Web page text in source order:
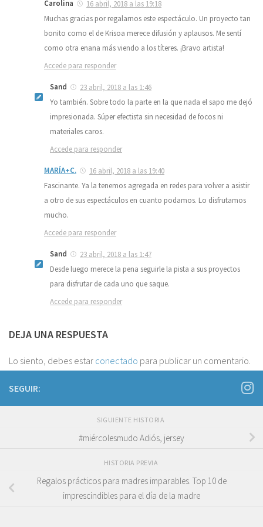
Carolina
16 abril, 2018 a las 19:18
Muchas gracias por regalarnos este espectáculo. Un proyecto tan
bonito como el de Krisoa merece difusión y aplausos. Me sentí
como otra enana más viendo a los títeres. ¡Bravo artista!
Accede para responder
Sand
23 abril, 2018 a las 1:46
Yo también. Sobre todo la parte en la que nada el sapo me dejó
impresionada. Súper efectista sin necesidad de focos ni
materiales caros.
Accede para responder
MARÍA+C.
16 abril, 2018 a las 19:40
Fascinante. Ya la tenemos agregada en redes para volver a asistir
a otro de sus espectáculos en cuanto podamos. Lo disfrutamos
mucho.
Accede para responder
Sand
23 abril, 2018 a las 1:47
Desde luego merece la pena seguirle la pista a sus proyectos
para disfrutar de cada uno que saque.
Accede para responder
DEJA UNA RESPUESTA
Lo siento, debes estar conectado para publicar un comentario.
SEGUIR:
SIGUIENTE HISTORIA
#miércolesmudo Adiós, jersey
HISTORIA PREVIA
Regalos prácticos para madres imparables. Top 10 de
imprescindibles para el día de la madre